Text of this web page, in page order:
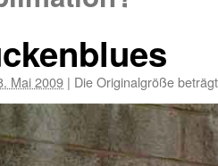
Mai 2009 | Die Originalgröße